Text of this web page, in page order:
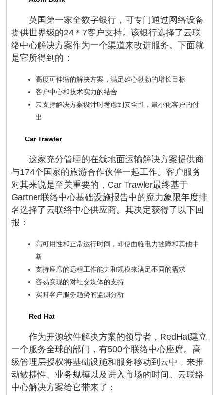
英国第一家全数字银行，可专门通过网络设备
提供世界级的24＊7客户支持。该银行选择了云联
络中心解决方案作为一个渠道来改进服务。下面就
是它所得到的：
高度可伸缩的解决方案，满足雄心勃勃的增长目标
客户中心和技术实力的结合
云支持解决方案设计时考虑到安全性，最小化客户的付
出
Car Trawler
这家充分管理的在线地面运输解决方案提供商
与174个国家的旅游合作伙伴一起工作。客户服务
对其来说是至关重要的，Car Trawler最终基于
Gartner联络中心基础设施报告中的魔力象限年度排
名选择了云联络中心供应商。其决定获得了以下回
报：
高可用性和正常运行时间，即使面临电力故障和其他中
断
支持座席的远程工作能力和规模来满足不同的需求
容易实现的对社交媒体的支持
实时客户服务趋势的监测分析
Red Hat
作为开源软件解决方案的领导者，RedHat建立
一个服务全球的部门，有500个联络中心座席。高
级管理层授权将基础设施和服务移动到云中，来推
动敏捷性、业务规模以及进入市场的时间。云联络
中心解决方案给它带来了：